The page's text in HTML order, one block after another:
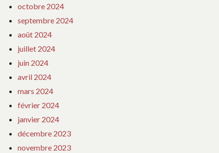
octobre 2024
septembre 2024
août 2024
juillet 2024
juin 2024
avril 2024
mars 2024
février 2024
janvier 2024
décembre 2023
novembre 2023